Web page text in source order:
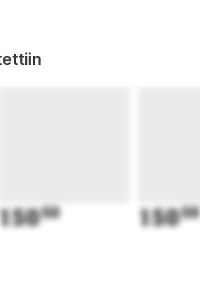
15050 15050